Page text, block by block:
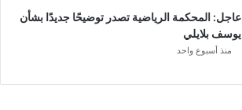
عاجل: المحكمة الرياضية تصدر توضيحًا جديدًا بشأن
يوسف بلايلي
منذ أسبوع واحد